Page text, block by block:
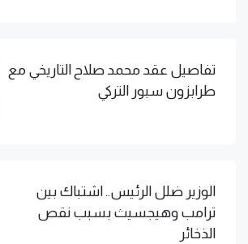
تفاصيل عقد محمد صلاح التاريخي مع
طرابزون سبور التركي
الوزير ضلل الرئيس.. اشتباك بين
ترامب وهيجسيث بسبب نقص
الذخائر